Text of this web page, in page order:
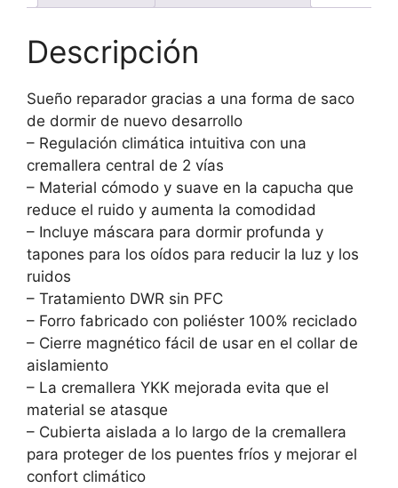
Descripción
Sueño reparador gracias a una forma de saco
de dormir de nuevo desarrollo
– Regulación climática intuitiva con una
cremallera central de 2 vías
– Material cómodo y suave en la capucha que
reduce el ruido y aumenta la comodidad
– Incluye máscara para dormir profunda y
tapones para los oídos para reducir la luz y los
ruidos
– Tratamiento DWR sin PFC
– Forro fabricado con poliéster 100% reciclado
– Cierre magnético fácil de usar en el collar de
aislamiento
– La cremallera YKK mejorada evita que el
material se atasque
– Cubierta aislada a lo largo de la cremallera
para proteger de los puentes fríos y mejorar el
confort climático